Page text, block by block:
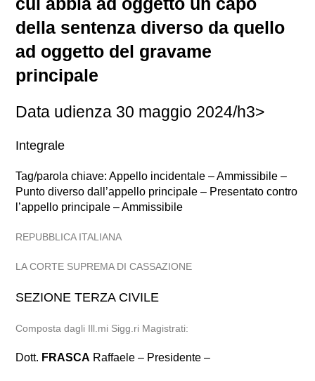
della sentenza diverso da quello
ad oggetto del gravame
principale
Data udienza 30 maggio 2024/h3>
Integrale
Tag/parola chiave: Appello incidentale – Ammissibile –
Punto diverso dall’appello principale – Presentato contro
l’appello principale – Ammissibile
REPUBBLICA ITALIANA
LA CORTE SUPREMA DI CASSAZIONE
SEZIONE TERZA CIVILE
Composta dagli Ill.mi Sigg.ri Magistrati:
Dott. FRASCA Raffaele – Presidente –